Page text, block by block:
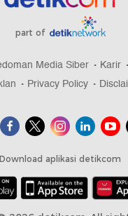
part of
Media Siber Karir
Privacy Policy
Download aplikasi detikcom